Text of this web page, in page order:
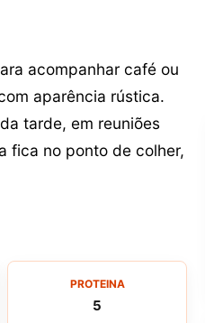
acompanhar café ou
aparência rústica.
tarde, em reuniões
fica no ponto de colher,
PROTEINA
5